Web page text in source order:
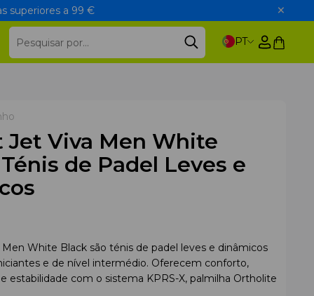
superiores a 99 €
PT
Jet Viva Men White
de Padel Leves e
White Black são ténis de padel leves e dinâmicos
e de nível intermédio. Oferecem conforto,
estabilidade com o sistema KPRS-X, palmilha Ortholite